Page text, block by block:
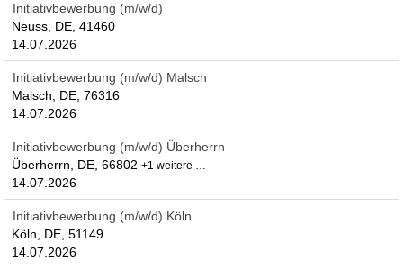
Initiativbewerbung (m/w/d)
Neuss, DE, 41460
14.07.2026
Initiativbewerbung (m/w/d) Malsch
Malsch, DE, 76316
14.07.2026
Initiativbewerbung (m/w/d) Überherrn
Überherrn, DE, 66802 +1 weitere …
14.07.2026
Initiativbewerbung (m/w/d) Köln
Köln, DE, 51149
14.07.2026